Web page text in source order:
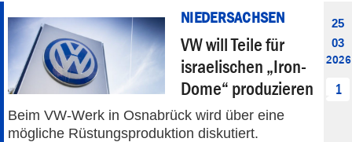
DEBATTE
PANORAMA
NIEDERSACHSEN
VW will Teile für
israelischen „Iron-
Dome“ produzieren
Beim VW-Werk in Osnabrück wird über eine
mögliche Rüstungsproduktion diskutiert.
25
03
2026
1